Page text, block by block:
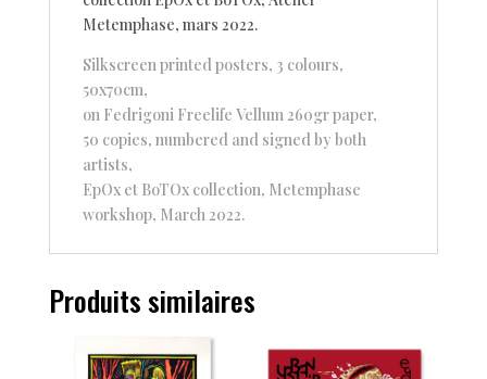
Metemphase, mars 2022.
Silkscreen printed posters, 3 colours,
50x70cm,
on Fedrigoni Freelife Vellum 260gr paper,
50 copies, numbered and signed by both
artists,
EpOx et BoTOx collection, Metemphase
workshop, March 2022.
Produits similaires